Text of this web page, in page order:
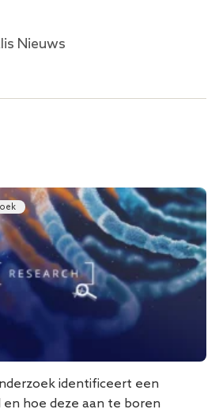
Nieuws
identificeert een
hoe deze aan te boren